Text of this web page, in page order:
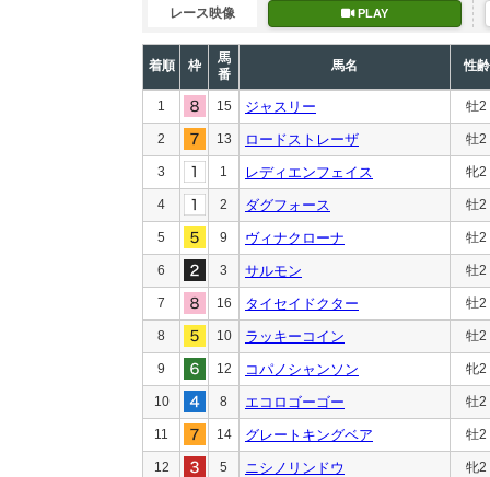
レース映像 PLAY
着順 枠
馬
番
馬名 性齢
1 15 ジャスリー 牡2
2 13 ロードストレーザ 牡2
3 1 レディエンフェイス 牝2
4 2 ダグフォース 牡2
5 9 ヴィナクローナ 牡2
6 3 サルモン 牡2
7 16 タイセイドクター 牡2
8 10 ラッキーコイン 牡2
9 12 コパノシャンソン 牝2
10 8 エコロゴーゴー 牡2
11 14 グレートキングベア 牡2
12 5 ニシノリンドウ 牝2